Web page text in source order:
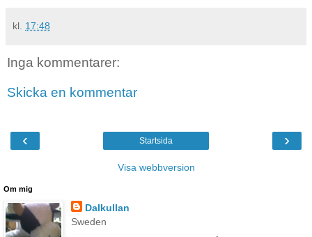
kl. 17:48
Inga kommentarer:
Skicka en kommentar
‹ ›
Startsida
Visa webbversion
Om mig
Dalkullan
Sweden